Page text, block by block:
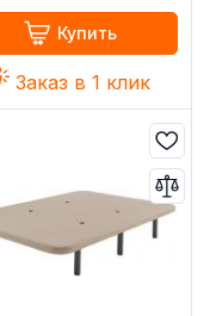
Купить
Заказ в 1 клик